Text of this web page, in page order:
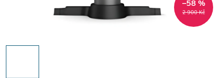
2 900 Kč
–58 %